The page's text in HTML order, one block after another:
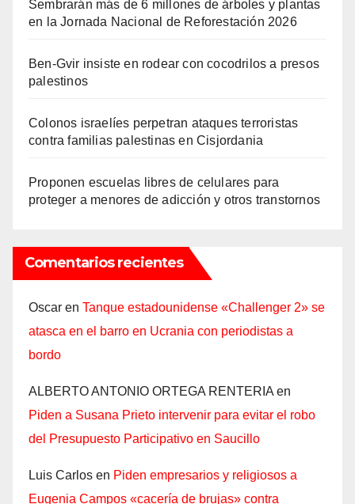
Sembrarán más de 6 millones de árboles y plantas
en la Jornada Nacional de Reforestación 2026
Ben-Gvir insiste en rodear con cocodrilos a presos
palestinos
Colonos israelíes perpetran ataques terroristas
contra familias palestinas en Cisjordania
Proponen escuelas libres de celulares para
proteger a menores de adicción y otros transtornos
Comentarios recientes
Oscar en Tanque estadounidense «Challenger 2» se
atasca en el barro en Ucrania con periodistas a
bordo
ALBERTO ANTONIO ORTEGA RENTERIA en
Piden a Susana Prieto intervenir para evitar el robo
del Presupuesto Participativo en Saucillo
Luis Carlos en Piden empresarios y religiosos a
Eugenia Campos «cacería de brujas» contra